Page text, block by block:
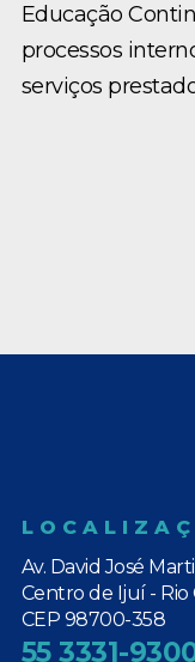
Educação
processos
serviços
Av. David José
Centro de Ijuí - Rio
CEP 98700-358
55 3331-